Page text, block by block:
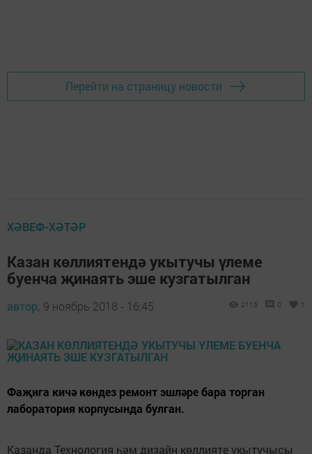
Перейти на страницу новости
ХӘВЕФ-ХӘТӘР
Казан көллиятендә укытучы үлеме
буенча җинаять эше кузгатылган
автор, 9 ноябрь 2018 - 16:45 2115 0 1
Фаҗига кичә көндез ремонт эшләре бара торган
лаборатория корпусында булган.
Казанда Технология һәм дизайн көллияте укытучысы